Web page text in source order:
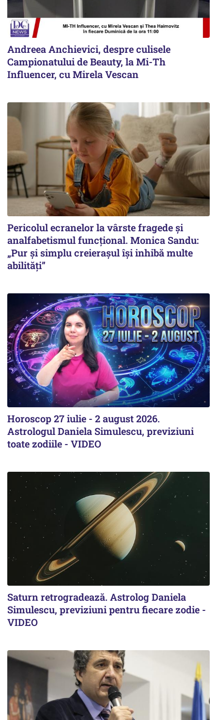
Andreea Anchievici, despre culisele
Campionatului de Beauty, la Mi-Th
Influencer, cu Mirela Vescan
Pericolul ecranelor la vârste fragede și
analfabetismul funcțional. Monica Sandu:
„Pur și simplu creierașul își inhibă multe
abilități”
Horoscop 27 iulie - 2 august 2026.
Astrologul Daniela Simulescu, previziuni
toate zodiile - VIDEO
Saturn retrogradează. Astrolog Daniela
Simulescu, previziuni pentru fiecare zodie -
VIDEO